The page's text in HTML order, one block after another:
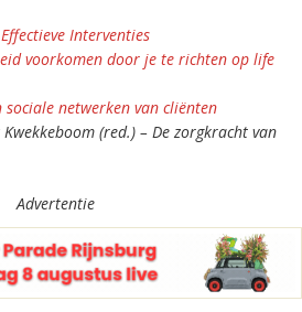
Interventies
voorkomen door je te richten op life
sociale netwerken van cliënten
Kwekkeboom (red.) – De zorgkracht van
Advertentie